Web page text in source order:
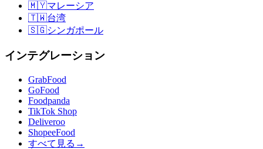
🇲🇾マレーシア
🇹🇼台湾
🇸🇬シンガポール
インテグレーション
GrabFood
GoFood
Foodpanda
TikTok Shop
Deliveroo
ShopeeFood
すべて見る →